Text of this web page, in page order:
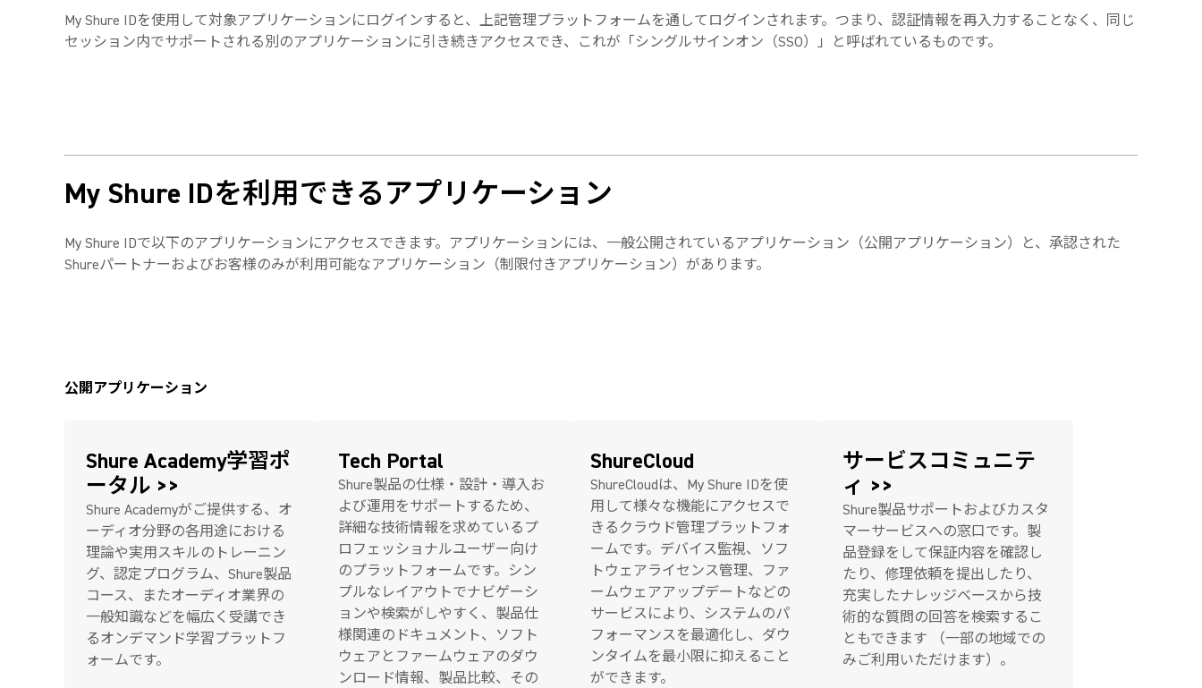
My Shure IDを使用して対象アプリケーションにログインすると、上記管理プラットフォームを通してログインされます。 つまり、認証情報を再入力することなく、同じ
セッション内でサポートされる別のアプリケーションに引き続きアクセスでき、これが「シングルサインオン（SSO）」と呼ばれているものです。
My Shure IDを利用できるアプリケーション
My Shure IDで以下のアプリケーションにアクセスできます。 アプリケーションには、一般公開されているアプリケーション（公開アプリケーション）と、承認された
Shureパートナーおよびお客様のみが利用可能なアプリケーション（制限付きアプリケーション）があります。
公開アプリケーション
Shure Academy学習ポ
ータル >>
Shure Academyがご提供する、オ
ーディオ分野の各用途における
理論や実用スキルのトレーニン
グ、認定プログラム、Shure製品
コース、またオーディオ業界の
一般知識などを幅広く受講でき
るオンデマンド学習プラットフ
ォームです。
Tech Portal
Shure製品の仕様・設計・導入お
よび運用をサポートするため、
詳細な技術情報を求めているプ
ロフェッショナルユーザー向け
のプラットフォームです。シン
プルなレイアウトでナビゲーシ
ョンや検索がしやすく、製品仕
様関連のドキュメント、ソフト
ウェアとファームウェアのダウ
ンロード情報、製品比較、その
ShureCloud
ShureCloudは、My Shure IDを使
用して様々な機能にアクセスで
きるクラウド管理プラットフォ
ームです。デバイス監視、ソフ
トウェアライセンス管理、ファ
ームウェアアップデートなどの
サービスにより、システムのパ
フォーマンスを最適化し、ダウ
ンタイムを最小限に抑えること
ができます。
サービスコミュニテ
ィ >>
Shure製品サポートおよびカスタ
マーサービスへの窓口です。製
品登録をして保証内容を確認し
たり、修理依頼を提出したり、
充実したナレッジベースから技
術的な質問の回答を検索するこ
ともできます （一部の地域での
みご利用いただけます）。